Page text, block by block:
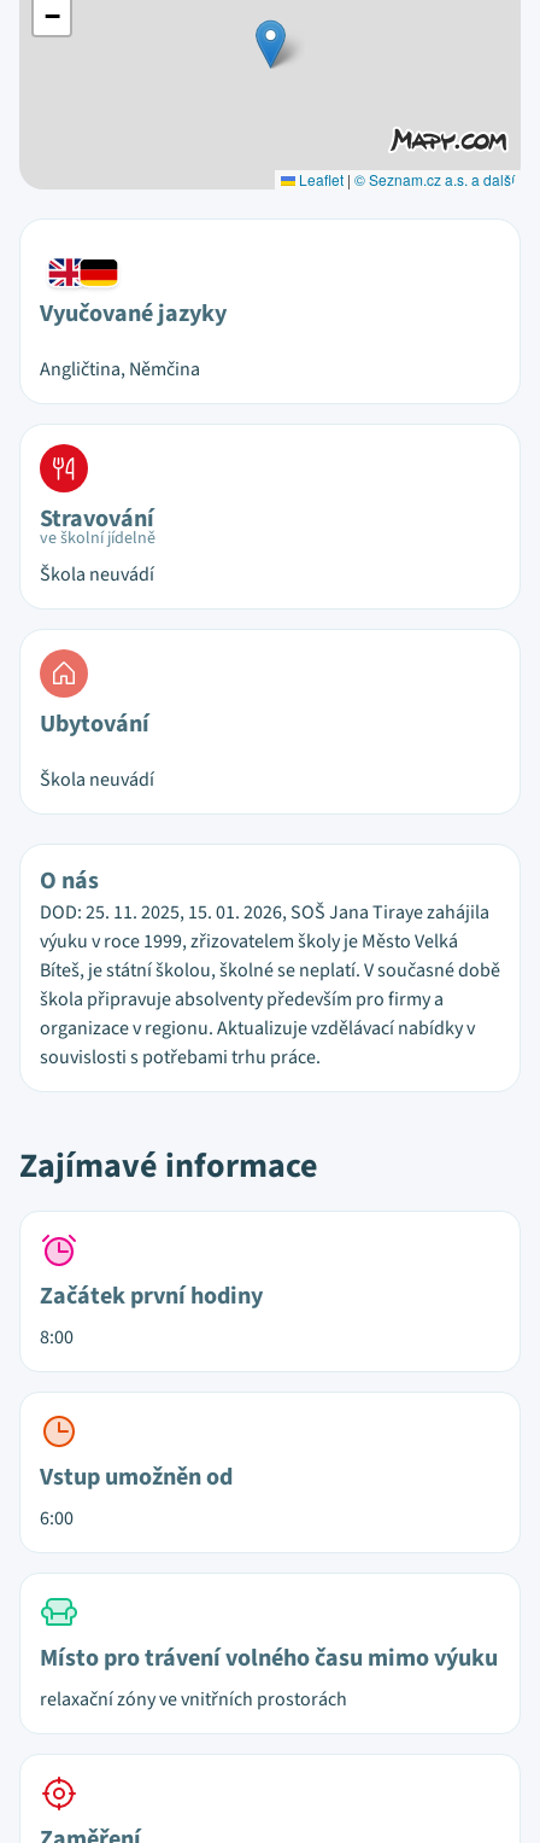
−
Leaflet | © Seznam.cz a.s. a další
Vyučované jazyky
Angličtina, Němčina
Stravování
ve školní jídelně
Škola neuvádí
Ubytování
Škola neuvádí
O nás
DOD: 25. 11. 2025, 15. 01. 2026, SOŠ Jana Tiraye zahájila
výuku v roce 1999, zřizovatelem školy je Město Velká
Bíteš, je státní školou, školné se neplatí. V současné době
škola připravuje absolventy především pro firmy a
organizace v regionu. Aktualizuje vzdělávací nabídky v
souvislosti s potřebami trhu práce.
Zajímavé informace
Začátek první hodiny
8:00
Vstup umožněn od
6:00
Místo pro trávení volného času mimo výuku
relaxační zóny ve vnitřních prostorách